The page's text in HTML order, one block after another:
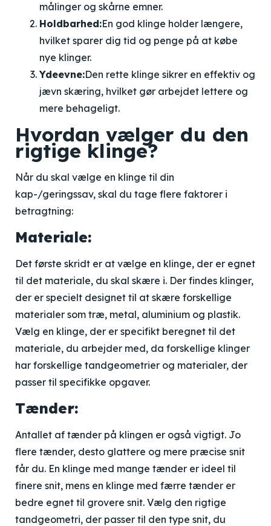
målinger og skårne emner.
Holdbarhed:En god klinge holder længere,
hvilket sparer dig tid og penge på at købe
nye klinger.
Ydeevne:Den rette klinge sikrer en effektiv og
jævn skæring, hvilket gør arbejdet lettere og
mere behageligt.
Hvordan vælger du den
rigtige klinge?
Når du skal vælge en klinge til din
kap-/geringssav, skal du tage flere faktorer i
betragtning:
Materiale:
Det første skridt er at vælge en klinge, der er egnet
til det materiale, du skal skære i. Der findes klinger,
der er specielt designet til at skære forskellige
materialer som træ, metal, aluminium og plastik.
Vælg en klinge, der er specifikt beregnet til det
materiale, du arbejder med, da forskellige klinger
har forskellige tandgeometrier og materialer, der
passer til specifikke opgaver.
Tænder:
Antallet af tænder på klingen er også vigtigt. Jo
flere tænder, desto glattere og mere præcise snit
får du. En klinge med mange tænder er ideel til
finere snit, mens en klinge med færre tænder er
bedre egnet til grovere snit. Vælg den rigtige
tandgeometri, der passer til den type snit, du